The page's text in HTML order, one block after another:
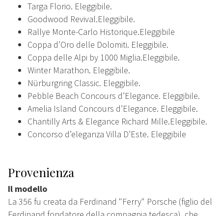
Targa Florio. Eleggibile.
Goodwood Revival.Eleggibile.
Rallye Monte-Carlo Historique.Eleggibile
Coppa d’Oro delle Dolomiti. Eleggibile.
Coppa delle Alpi by 1000 Miglia.Eleggibile.
Winter Marathon. Eleggibile.
Nürburgring Classic. Eleggibile.
Pebble Beach Concours d’Elegance. Eleggibile.
Amelia Island Concours d’Elegance. Eleggibile.
Chantilly Arts & Elegance Richard Mille.Eleggibile.
Concorso d’eleganza Villa D’Este. Eleggibile
Provenienza
Il modello
La 356 fu creata da Ferdinand "Ferry" Porsche (figlio del